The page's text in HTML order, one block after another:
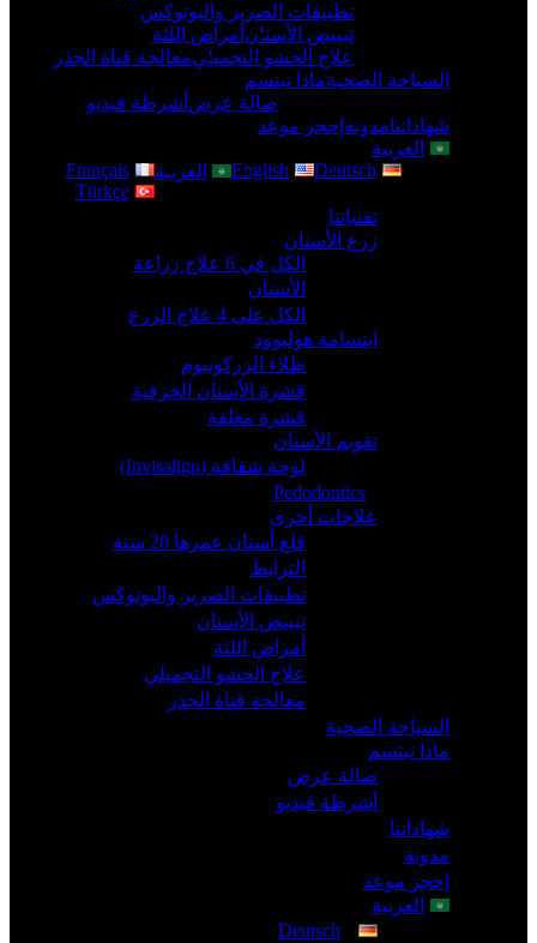
تطبيقات الصرير والبوتوكس
تبييض الأسنان أمراض اللثة
علاج الحشو التجميليمعالجة قناة الجذر
السياحة الصحيةماذا نبتسم
صالة عرض أشرطة فيديو
شهاداتنامدونة إحجز موعد
العربية
Deutsch
English العربية
Français
Türkçe
تقنياتنا
زرع الأسنان
الكل في 6 علاج زراعة
الأسنان
الكل على 4 علاج الزرع
ابتسامة هوليوود
طلاء الزركونيوم
قشرة الأسنان الخزفية
قشرة مغلفة
تقويم الأسنان
لوحة شفافة (Invisalign)
Pedodontics
علاجات أخرى
قلع أسنان عمرها 20 سنة
الترابط
تطبيقات الصرير والبوتوكس
تبييض الأسنان
أمراض اللثة
علاج الحشو التجميلي
معالجة قناة الجذر
السياحة الصحية
ماذا نبتسم
صالة عرض
أشرطة فيديو
شهاداتنا
مدونة
إحجز موعد
العربية
Deutsch